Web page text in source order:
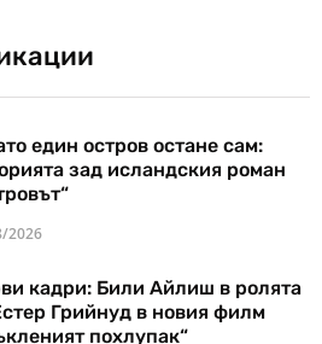
един остров остане сам:
зад исландския роман
2026
кадри: Били Айлиш в ролята
Грийнуд в новия филм
похлупак“